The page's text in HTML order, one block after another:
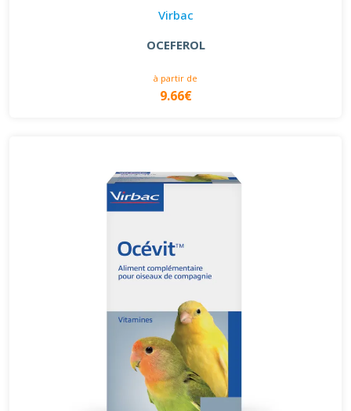
Virbac
OCEFEROL
à partir de
9.66€